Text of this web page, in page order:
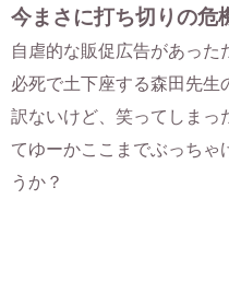
今まさに打ち切りの危
自虐的な販促広告があった
必死で土下座する森田先生
訳ないけど、笑ってしまっ
てゆーかここまでぶっちゃ
うか？